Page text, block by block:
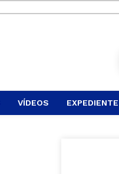
VÍDEOS EXPEDIENTE